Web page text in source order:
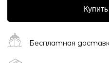
Бесплатная